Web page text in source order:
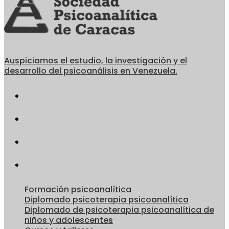
entradas
entradas
Auspiciamos el estudio, la investigación y el
desarrollo del psicoanálisis en Venezuela.
Formación psicoanalítica
Diplomado psicoterapia psicoanalítica
Diplomado de psicoterapia psicoanalítica de
niños y adolescentes